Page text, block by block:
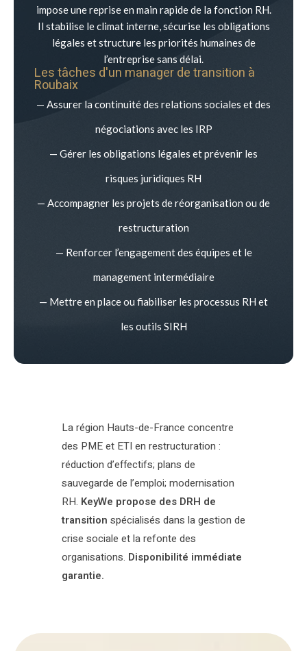
impose une reprise en main rapide de la fonction RH.
Il stabilise le climat interne, sécurise les obligations
légales et structure les priorités humaines de
l’entreprise sans délai.
Les tâches d'un manager de transition à
Roubaix
— Assurer la continuité des relations sociales et des
négociations avec les IRP
— Gérer les obligations légales et prévenir les
risques juridiques RH
— Accompagner les projets de réorganisation ou de
restructuration
— Renforcer l’engagement des équipes et le
management intermédiaire
— Mettre en place ou fiabiliser les processus RH et
les outils SIRH
La région Hauts-de-France concentre
des PME et ETI en restructuration :
réduction d’effectifs; plans de
sauvegarde de l’emploi; modernisation
RH. KeyWe propose des DRH de
transition spécialisés dans la gestion de
crise sociale et la refonte des
organisations. Disponibilité immédiate
garantie.